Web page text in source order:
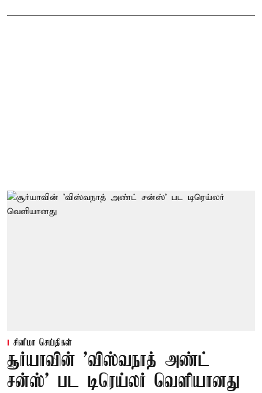
சினிமா செய்திகள்
சூர்யாவின் 'விஸ்வநாத் அண்ட்
சன்ஸ்' பட டிரெய்லர் வெளியானது